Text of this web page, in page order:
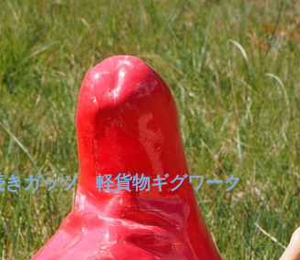
きガッツ 軽貨物ギグワーク